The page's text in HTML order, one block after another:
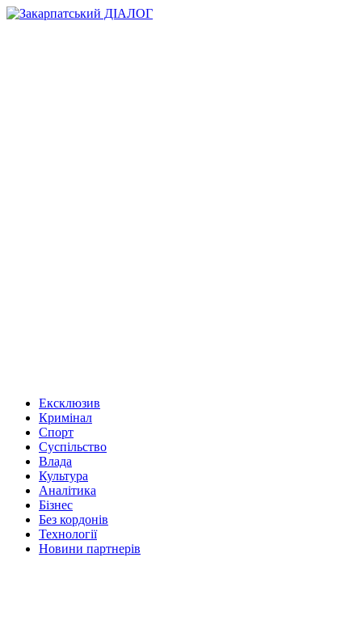
Ексклюзив
Кримінал
Спорт
Суспільство
Влада
Культура
Аналітика
Бізнес
Без кордонів
Технології
Новини партнерів